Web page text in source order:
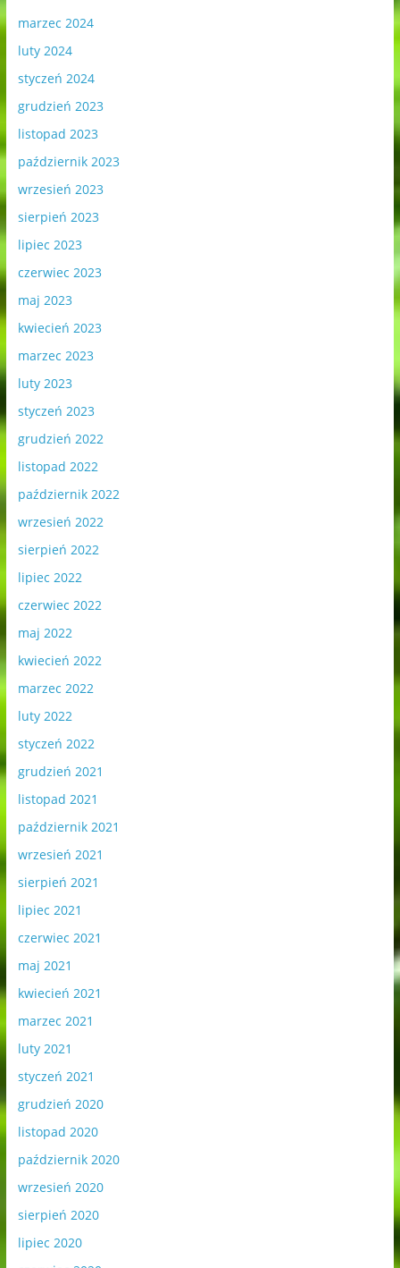
marzec 2024
luty 2024
styczeń 2024
grudzień 2023
listopad 2023
październik 2023
wrzesień 2023
sierpień 2023
lipiec 2023
czerwiec 2023
maj 2023
kwiecień 2023
marzec 2023
luty 2023
styczeń 2023
grudzień 2022
listopad 2022
październik 2022
wrzesień 2022
sierpień 2022
lipiec 2022
czerwiec 2022
maj 2022
kwiecień 2022
marzec 2022
luty 2022
styczeń 2022
grudzień 2021
listopad 2021
październik 2021
wrzesień 2021
sierpień 2021
lipiec 2021
czerwiec 2021
maj 2021
kwiecień 2021
marzec 2021
luty 2021
styczeń 2021
grudzień 2020
listopad 2020
październik 2020
wrzesień 2020
sierpień 2020
lipiec 2020